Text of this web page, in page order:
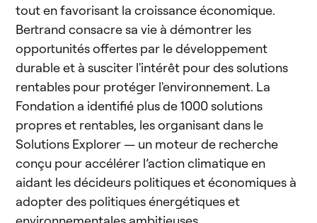
tout en favorisant la croissance économique.
Bertrand consacre sa vie à démontrer les
opportunités offertes par le développement
durable et à susciter l'intérêt pour des solutions
rentables pour protéger l'environnement. La
Fondation a identifié plus de 1000 solutions
propres et rentables, les organisant dans le
Solutions Explorer — un moteur de recherche
conçu pour accélérer l’action climatique en
aidant les décideurs politiques et économiques à
adopter des politiques énergétiques et